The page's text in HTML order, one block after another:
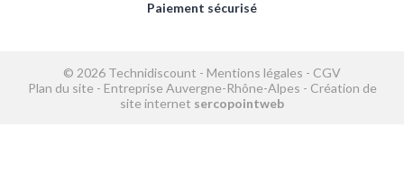
Paiement sécurisé
© 2026 Technidiscount - Mentions légales - CGV
Plan du site - Entreprise Auvergne-Rhône-Alpes - Création de
site internet sercopointweb